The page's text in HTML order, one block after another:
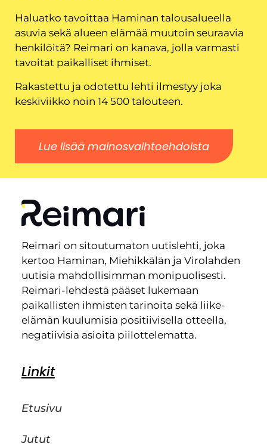
Haluatko tavoittaa Haminan talousalueella
asuvia sekä alueen elämää muutoin seuraavia
henkilöitä? Reimari on kanava, jolla varmasti
tavoitat paikalliset ihmiset.
Rakastettu ja odotettu lehti ilmestyy joka
keskiviikko noin 14 500 talouteen.
Lue lisää mainosvaihtoehdoista
Reimari on sitoutumaton uutislehti, joka
kertoo Haminan, Miehikkälän ja Virolahden
uutisia mahdollisimman monipuolisesti.
Reimari-lehdestä pääset lukemaan
paikallisten ihmisten tarinoita sekä liike-
elämän kuulumisia positiivisella otteella,
negatiivisia asioita piilottelematta.
Linkit
Etusivu
Jutut